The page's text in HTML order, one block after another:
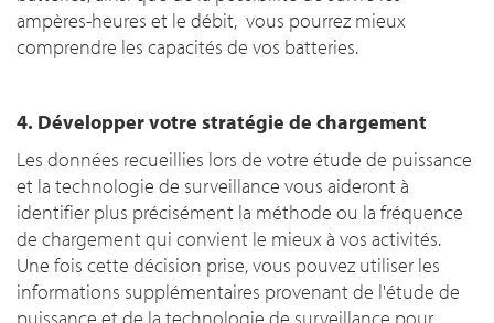
ampères-heures et le débit, vous pourrez mieux
comprendre les capacités de vos batteries.
4. Développer votre stratégie de chargement
Les données recueillies lors de votre étude de puissance
et la technologie de surveillance vous aideront à
identifier plus précisément la méthode ou la fréquence
de chargement qui convient le mieux à vos activités.
Une fois cette décision prise, vous pouvez utiliser les
informations supplémentaires provenant de l'étude de